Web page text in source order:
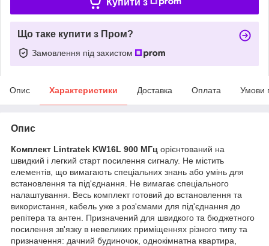
Що таке купити з Пром?
Замовлення під захистом
Опис Характеристики Доставка Оплата Умови
Опис
Комплект Lintratek KW16L 900 МГц орієнтований на
швидкий і легкий старт посилення сигналу. Не містить
елементів, що вимагають спеціальних знань або умінь для
встановлення та під'єднання. Не вимагає спеціального
налаштування. Весь комплект готовий до встановлення та
використання, кабель уже з роз'ємами для під'єднання до
репітера та антен. Призначений для швидкого та бюджетного
посилення зв'язку в невеликих приміщеннях різного типу та
призначення: дачний будиночок, однокімнатна квартира,